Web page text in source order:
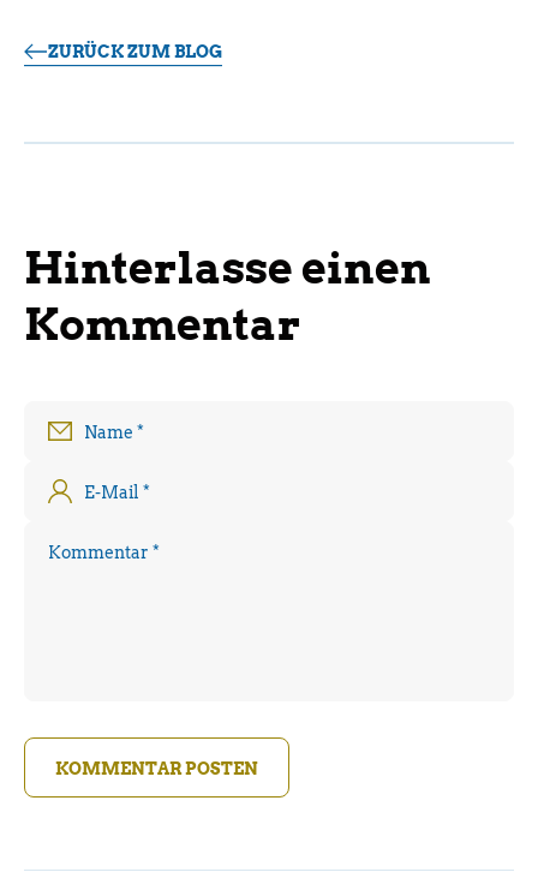
ZURÜCK ZUM BLOG
Hinterlasse einen
Kommentar
Name *
E-Mail *
Kommentar *
KOMMENTAR POSTEN